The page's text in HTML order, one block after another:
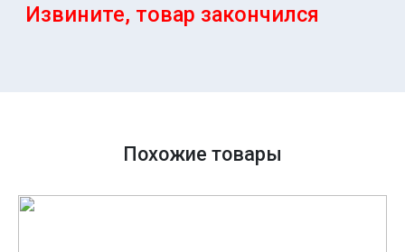
Извините, товар закончился
Похожие товары